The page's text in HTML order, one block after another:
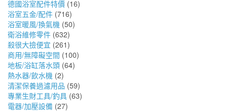
德國浴室配件特價 (16)
浴室五金/配件 (716)
浴室暖風/換氣機 (50)
衛浴維修零件 (632)
殺很大撿便宜 (261)
商用/無障礙空間 (100)
地板/浴缸落水頭 (64)
熱水器/飲水機 (2)
清潔保養過濾用品 (59)
專業生財工具/釣具 (63)
電器/加壓設備 (27)